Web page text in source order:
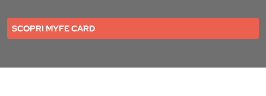
SCOPRI MYFE CARD